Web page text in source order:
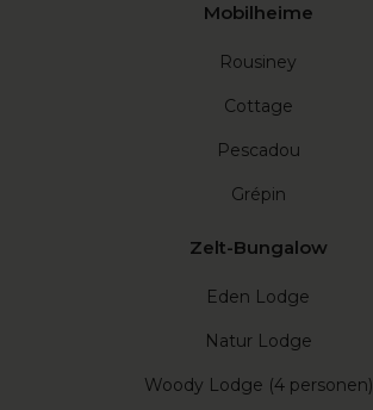
Mobilheime
Rousiney
Cottage
Pescadou
Grépin
Zelt-Bungalow
Eden Lodge
Natur Lodge
Woody Lodge (4 personen)